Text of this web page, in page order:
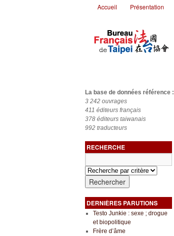
Accueil Présentation
La base de données référence :
3 242 ouvrages
411 éditeurs français
378 éditeurs taiwanais
992 traducteurs
RECHERCHE
DERNIÈRES PARUTIONS
Testo Junkie : sexe ; drogue
et biopolitique
Frère d’âme